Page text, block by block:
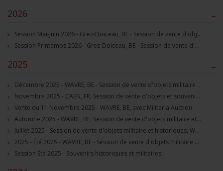
–
2026
Session Mai-Juin 2026 - Grez-Doiceau, BE - Session de vente d'objets militaire et souvenirs historiques
Session Printemps 2026 - Grez-Doiceau, BE - Session de vente d'objets militaire et souvenirs historiques
–
2025
Décembre 2025 - WAVRE, BE - Session de vente d'objets militaire et souvenirs historiques
Novembre 2025 - CAEN, FR, Session de vente d'objets et souvenirs militaires
Vente du 11 Novembre 2025 - WAVRE, BE, avec Militaria Auction
Automne 2025 - WAVRE, BE, Session de vente d'objets militaire et souvenirs historiques
Juillet 2025 - Session de vente d'objets militaire et historiques, Wavre, BE
2025 - Été 2025 - WAVRE, BE - Session de vente d'objets militaire et souvenirs historiques
Session Été 2025 - Souvenirs historiques et militaires